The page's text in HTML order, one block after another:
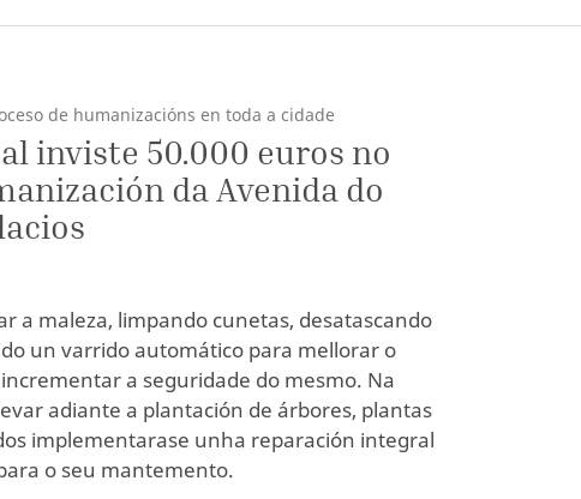
de humanizacións en toda a cidade
inviste 50.000 euros no
da Avenida do
a maleza, limpando cunetas, desatascando
un varrido automático para mellorar o
a seguridade do mesmo. Na
adiante a plantación de árbores, plantas
implementarase unha reparación integral
o seu mantemento.